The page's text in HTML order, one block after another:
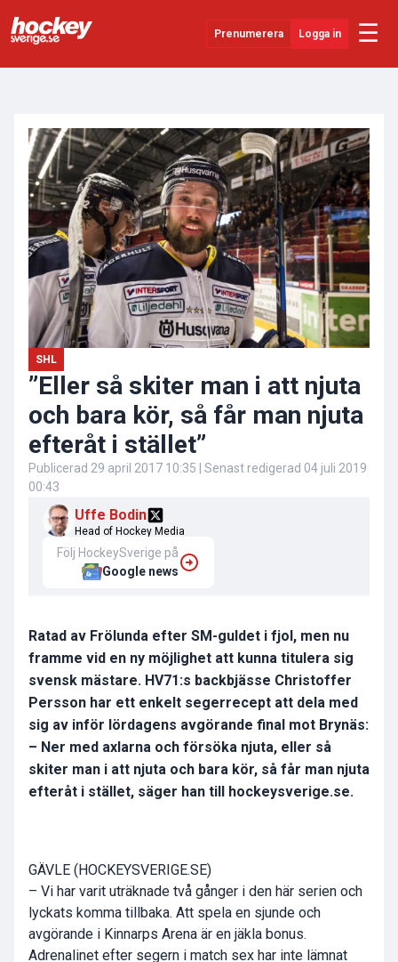
Prenumerera Logga in ☰
SHL
Evenemang
Övrigt
SHL
”Eller så skiter man i att njuta
och bara kör, så får man njuta
efteråt i stället”
Publicerad 29 april 2017 10:35 | Senast redigerad 04 juli 2019
00:43
Uffe Bodin
Head of Hockey Media
Följ HockeySverige på
Google news
Ratad av Frölunda efter SM-guldet i fjol, men nu
framme vid en ny möjlighet att kunna titulera sig
svensk mästare. HV71:s backbjässe Christoffer
Persson har ett enkelt segerrecept att dela med
sig av inför lördagens avgörande final mot Brynäs:
– Ner med axlarna och försöka njuta, eller så
skiter man i att njuta och bara kör, så får man njuta
efteråt i stället, säger han till hockeysverige.se.
GÄVLE (HOCKEYSVERIGE.SE)
– Vi har varit uträknade två gånger i den här serien och
lyckats komma tillbaka. Att spela en sjunde och
avgörande i Kinnarps Arena är en jäkla bonus.
Adrenalinet efter segern i match sex har inte lämnat